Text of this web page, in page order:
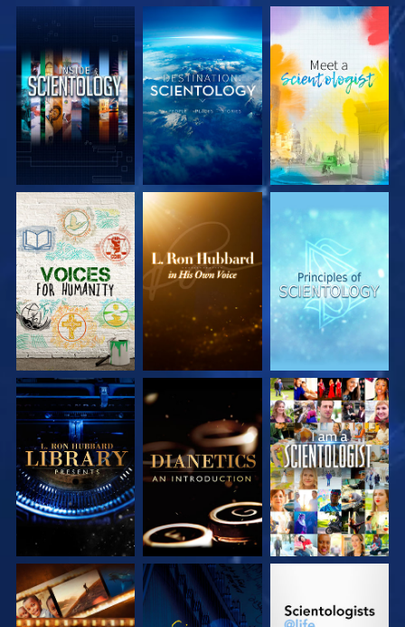
DÉCOUVRIR LES
SÉRIES
DÉCOUVRIR LES
SÉRIES
DÉCOUVRIR LES
SÉRIES
DÉCOUVRIR LES
SÉRIES
DÉCOUVRIR LES
SÉRIES
REGARDER
DÉCOUVRIR LES REGARDER DÉCOUVRIR LES